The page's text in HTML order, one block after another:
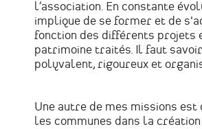
l’association. En constante
implique de se former et de
fonction des différents projets
patrimoine traités. Il faut
polyvalent, rigoureux et
Une autre de mes missions est
les communes dans la